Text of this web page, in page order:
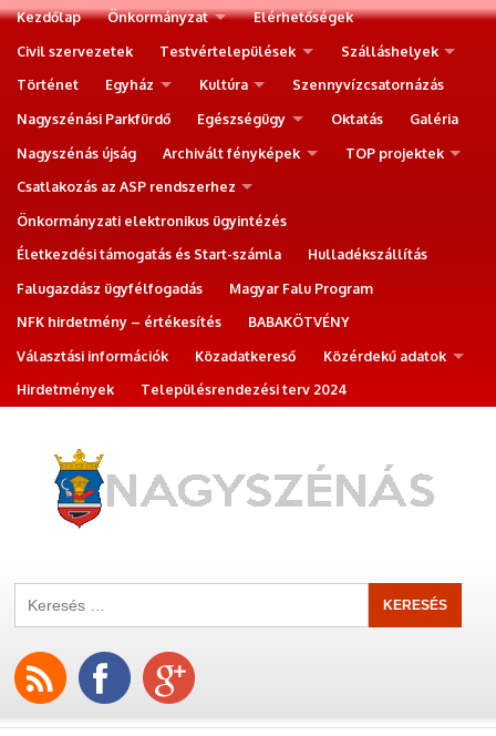
Kezdőlap Önkormányzat
Elérhetőségek
Civil szervezetek
Testvértelepülések
Szálláshelyek
Történet
Egyház Kultúra
Szennyvízcsatornázás
Nagyszénási Parkfürdő
Egészségügy Oktatás
Galéria
Nagyszénás újság
Archivált fényképek
TOP projektek
Csatlakozás az ASP rendszerhez
Önkormányzati elektronikus ügyintézés
Életkezdési támogatás és Start-számla
Hulladékszállítás
Falugazdász ügyfélfogadás
Magyar Falu Program
NFK hirdetmény – értékesítés
BABAKÖTVÉNY
Választási információk
Közadatkereső
Közérdekű adatok
Hirdetmények
Településrendezési terv 2024